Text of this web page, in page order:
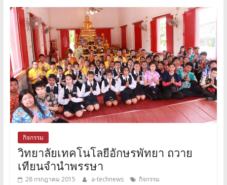
กิจกรรม
วิทยาลัยเทคโนโลยีอักษรพัทยา ถวาย
เทียนจำนำพรรษา
28 กรกฎาคม 2015 a-technews กิจกรรม